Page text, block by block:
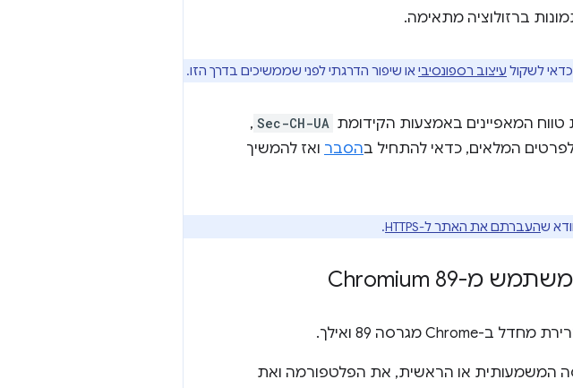
ברזולוציה מתאימה.
לשקול עיצוב רספונסיביאו שיפור הדרגתי לפני שממשיכים בדרך הזו.
Sec-CH-UA
,
המלאים, כדאי להתחיל בהסבר ואז להמשיך
שהעברתם את האתר ל-HTTPS .
המשמעותית או הראשית, את הפלטפורמה ואת